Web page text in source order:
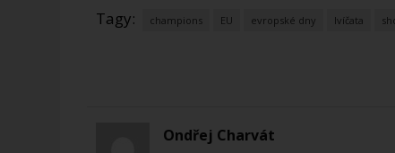
Tagy: champions EU evropské dny lvíčata
Ondřej Charvát